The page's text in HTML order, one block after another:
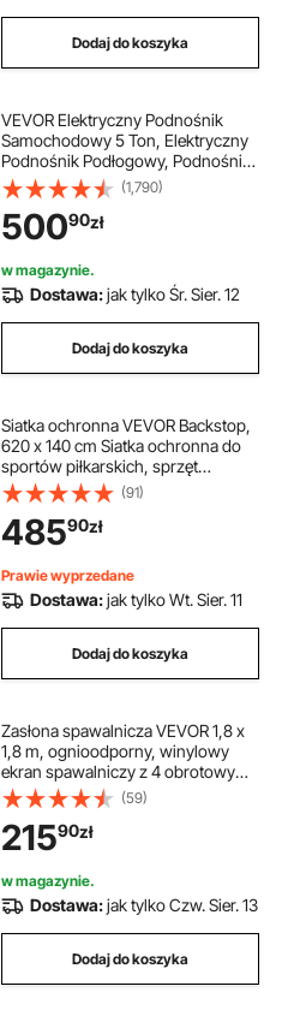
Dodaj do koszyka
VEVOR Elektryczny Podnośnik
Samochodowy 5 Ton, Elektryczny
Podnośnik Podłogowy, Podnośnik
Hydrauliczny Led Light Car Repair
Tool, Zakres Podnoszenia 155-530
Mm Dla Suv Mpv Sedan Truck
Repair
(1,790)
50090zł
w magazynie.
Dostawa:jak tylko Śr. Sier. 12
Dodaj do koszyka
Siatka ochronna VEVOR Backstop,
620 x 140 cm Siatka ochronna do
sportów piłkarskich, sprzęt
treningowy z torbą transportową,
ekran ochronny do treningów
baseballowych, softballowych,
lacrosse, piłkarskich i hokejowych,
do ogrodu
(91)
48590zł
Prawie wyprzedane
Dostawa:jak tylko Wt. Sier. 11
Dodaj do koszyka
Zasłona spawalnicza VEVOR 1,8 x
1,8 m, ognioodporny, winylowy
ekran spawalniczy z 4 obrotowymi
kółkami i 6-stopniową ochroną UV,
koc spawalniczy, ochrona
spawalnicza, kolor zielony
(59)
21590zł
w magazynie.
Dostawa:jak tylko Czw. Sier. 13
Dodaj do koszyka